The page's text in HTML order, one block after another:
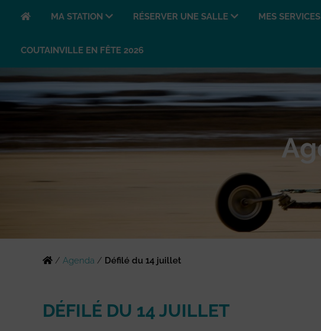
MA STATION RÉSERVER UNE SALLE MES SERVICES
COUTAINVILLE EN FÊTE 2026
/ Agenda / Défilé du 14 juillet
DÉFILÉ DU 14 JUILLET